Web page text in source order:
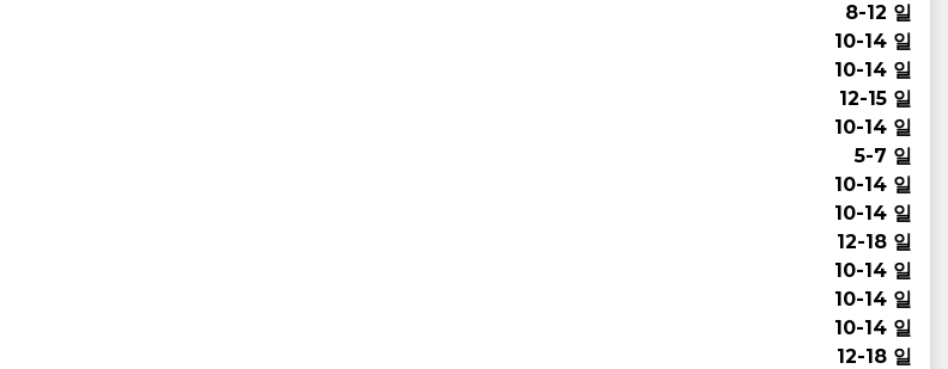
8-12 일
10-14 일
10-14 일
12-15 일
10-14 일
5-7 일
10-14 일
10-14 일
12-18 일
10-14 일
10-14 일
10-14 일
12-18 일